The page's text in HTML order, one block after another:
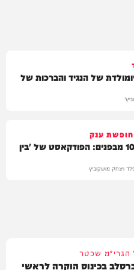
של הנגיד והברכות של
ענק
הצצה לכלא 10 מבפנים: הפודקאסט של 'בין
ויצחק מושקוביץ
הגרי"מ שכטר
בכינוס הוקרה לראשי